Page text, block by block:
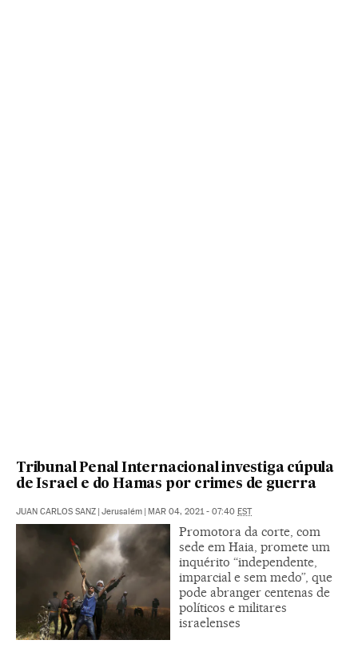
Tribunal Penal Internacional investiga cúpula
de Israel e do Hamas por crimes de guerra
JUAN CARLOS SANZ | Jerusalém | MAR 04, 2021 - 07:40 EST
Promotora da corte, com
sede em Haia, promete um
inquérito “independente,
imparcial e sem medo”, que
pode abranger centenas de
políticos e militares
israelenses